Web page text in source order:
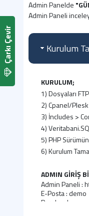
Çarkı Çevir
Admin Panelde
Admin Paneli
Kurulum
KURULUM;
1) Dosyaları FTP
2) Cpanel/
3) İncludes >
4)
5) PHP
6) Kurulum
ADMIN GİRİŞ
Admin Paneli :
E-Posta : demo
Parola : demo